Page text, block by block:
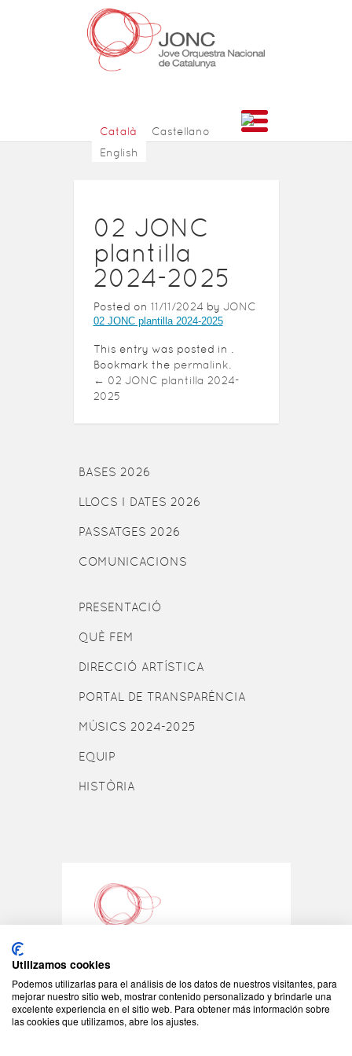
Català
Castellano
English
02 JONC
plantilla
2024-2025
Posted on 11/11/2024 by JONC
02 JONC plantilla 2024-2025
This entry was posted in .
Bookmark the permalink
← 02 JONC plantilla 2024-
2025
BASES 2026
LLOCS I DATES 2026
PASSATGES 2026
COMUNICACIONS
PRESENTACIÓ
QUÈ FEM
DIRECCIÓ ARTÍSTICA
PORTAL DE TRANSPARÈNCIA
MÚSICS 2024-2025
EQUIP
HISTÒRIA
©2026 - Tots els drets reservats
JONC - C/Padilla 155
Utilizamos cookies
Podemos utilizarlas para el análisis de los datos de nuestros visitantes, para
mejorar nuestro sitio web, mostrar contenido personalizado y brindarle una
excelente experiencia en el sitio web. Para obtener más información sobre
las cookies que utilizamos, abre los ajustes.